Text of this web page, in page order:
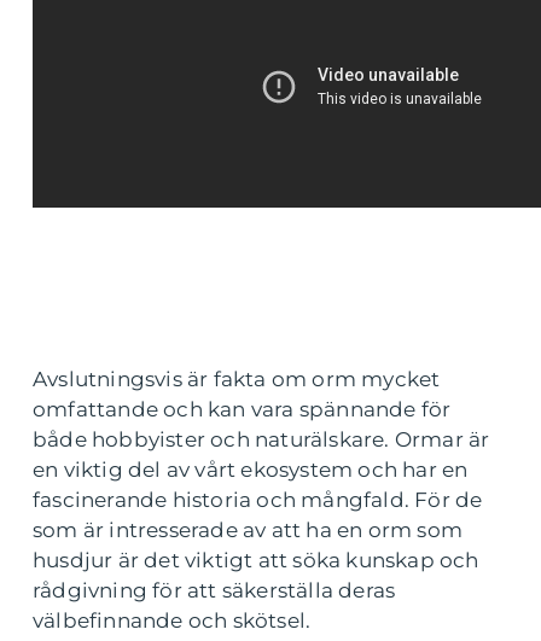
Avslutningsvis är fakta om orm mycket
omfattande och kan vara spännande för
både hobbyister och naturälskare. Ormar är
en viktig del av vårt ekosystem och har en
fascinerande historia och mångfald. För de
som är intresserade av att ha en orm som
husdjur är det viktigt att söka kunskap och
rådgivning för att säkerställa deras
välbefinnande och skötsel.